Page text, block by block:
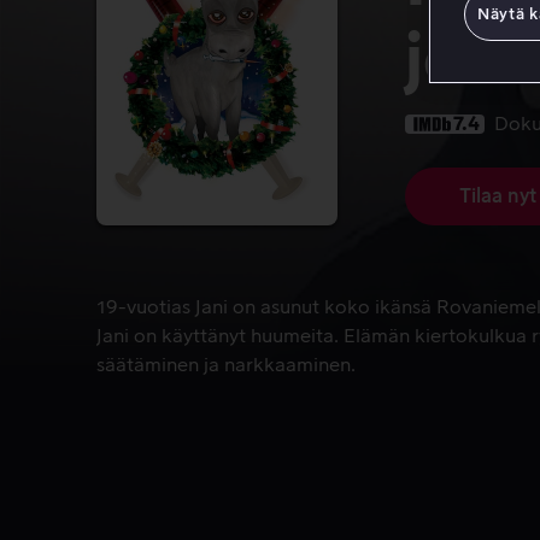
7.4
Tilaa nyt
19-vuotias Jani on asunut koko ikänsä
19-vuotias Jani on asunut koko ikänsä
Jani on käyttänyt huumeita. Elämän kiertokulkua
säätäminen ja narkkaaminen.
Näytä